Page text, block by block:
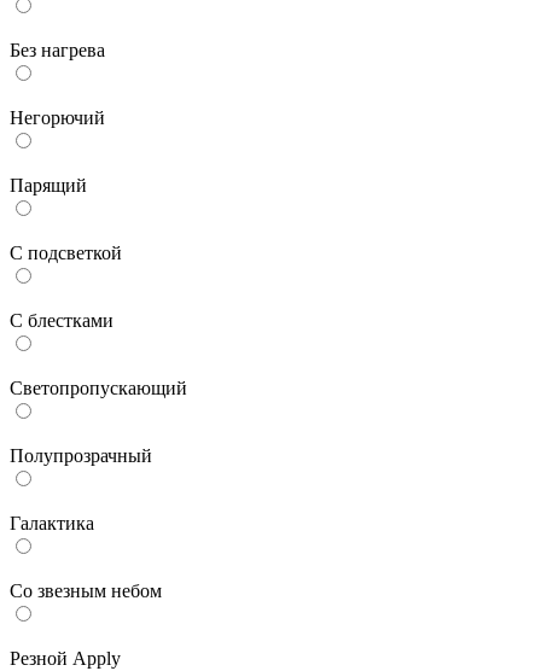
Без нагрева
Негорючий
Парящий
С подсветкой
С блестками
Светопропускающий
Полупрозрачный
Галактика
Со звезным небом
Резной Apply